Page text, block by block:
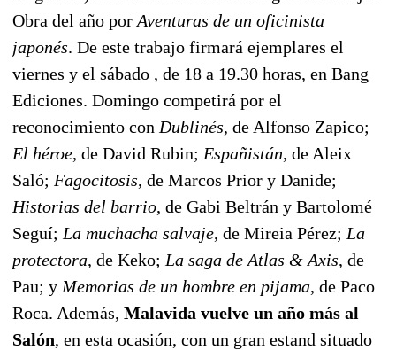
Obra del año por Aventuras de un oficinista
japonés. De este trabajo firmará ejemplares el
viernes y el sábado , de 18 a 19.30 horas, en Bang
Ediciones. Domingo competirá por el
reconocimiento con Dublinés, de Alfonso Zapico;
El héroe, de David Rubin; Españistán, de Aleix
Saló; Fagocitosis, de Marcos Prior y Danide;
Historias del barrio, de Gabi Beltrán y Bartolomé
Seguí; La muchacha salvaje, de Mireia Pérez; La
protectora, de Keko; La saga de Atlas & Axis, de
Pau; y Memorias de un hombre en pijama, de Paco
Roca. Además, Malavida vuelve un año más al
Salón, en esta ocasión, con un gran estand situado